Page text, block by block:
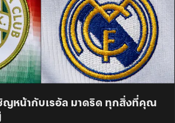
ชิญหน้ากับเรอัล มาดริด ทุกสิ่งที่คุณ